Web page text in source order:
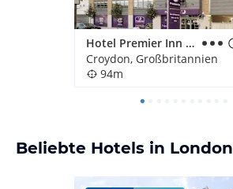
Hotel Premier Inn Croydon Town Centre
Croydon, Großbritannien
94m
Beliebte Hotels in London